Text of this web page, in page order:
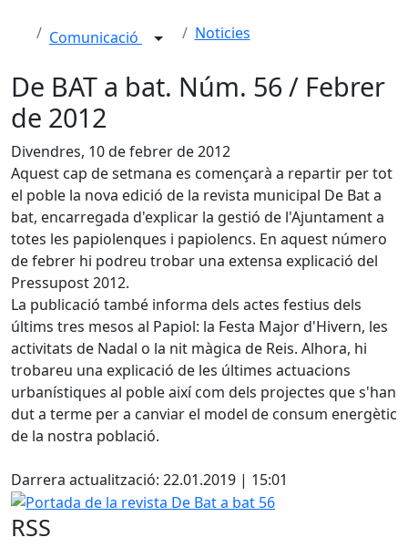
Comunicació Noticies
De BAT a bat. Núm. 56 / Febrer
de 2012
Divendres, 10 de febrer de 2012
Aquest cap de setmana es començarà a repartir per tot
el poble la nova edició de la revista municipal De Bat a
bat, encarregada d'explicar la gestió de l'Ajuntament a
totes les papiolenques i papiolencs. En aquest número
de febrer hi podreu trobar una extensa explicació del
Pressupost 2012.
La publicació també informa dels actes festius dels
últims tres mesos al Papiol: la Festa Major d'Hivern, les
activitats de Nadal o la nit màgica de Reis. Alhora, hi
trobareu una explicació de les últimes actuacions
urbanístiques al poble així com dels projectes que s'han
dut a terme per a canviar el model de consum energètic
de la nostra població.
Darrera actualització: 22.01.2019 | 15:01
Portada de la revista De Bat a bat 56
RSS